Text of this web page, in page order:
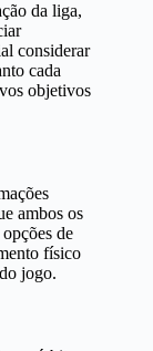
da liga,
considerar
cada
objetivos
ambos os
de
físico
jogo.